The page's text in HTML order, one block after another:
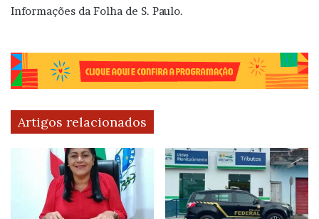
Informações da Folha de S. Paulo.
Artigos relacionados